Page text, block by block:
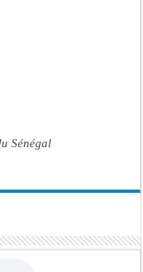
Sénégal